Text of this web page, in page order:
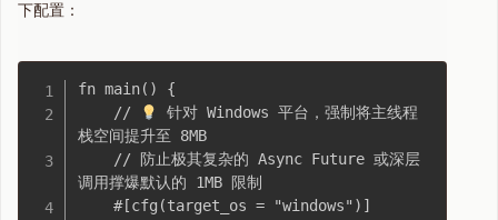
下配置：
fn main() {
    //
针对 Windows 平台，强制将主线程
栈空间提升至 8MB
调用撑爆默认的 1MB 限制
    #[cfg(target_os = "windows")]